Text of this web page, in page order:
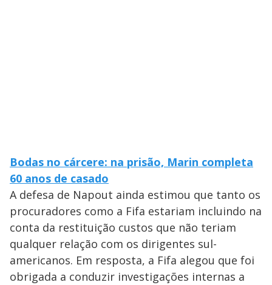
Bodas no cárcere: na prisão, Marin completa
60 anos de casado
A defesa de Napout ainda estimou que tanto os
procuradores como a Fifa estariam incluindo na
conta da restituição custos que não teriam
qualquer relação com os dirigentes sul-
americanos. Em resposta, a Fifa alegou que foi
obrigada a conduzir investigações internas a